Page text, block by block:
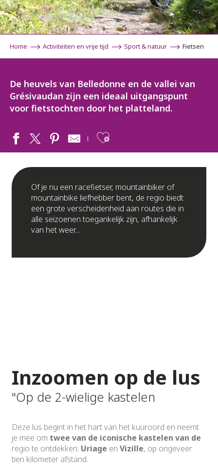
Home Activiteiten en vrije tijd Sport & natuur Fietsen
De heuvels van Belledonne en de vallei van
Grésivaudan zijn een ideaal uitgangspunt
voor fietstochten door het platteland.
Ajouter aux
Of je nu een racefietser, mountainbiker of
mountainbike liefhebber bent, de regio biedt
een grote verscheidenheid aan routes die in
alle seizoenen toegankelijk zijn, afhankelijk
van het weer…
Inzoomen op de lus
"Op de 2-wielige kastelen
Deze lus begint in het hart van het kuuroord en neemt
je mee om twee van de iconische kastelen van de
regio te ontdekken: Uriage en Vizille, op ongeveer
tien kilometer afstand.